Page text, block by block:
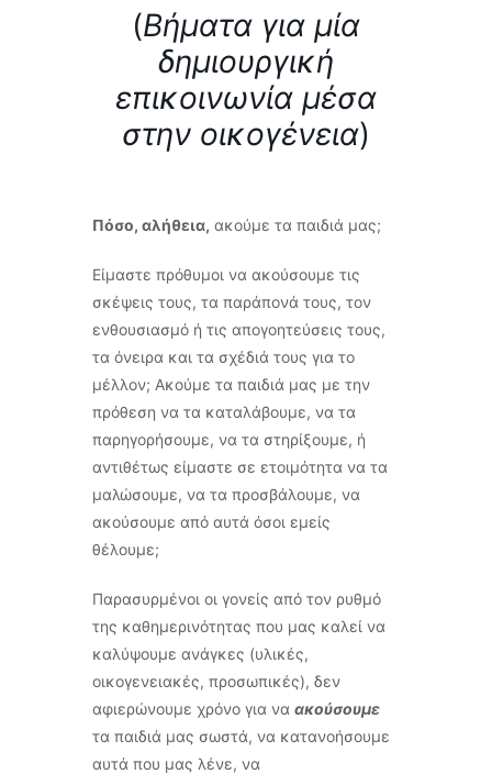
(Βήματα για μία
δημιουργική
επικοινωνία μέσα
στην οικογένεια)
Πόσο, αλήθεια, ακούμε τα παιδιά μας;
Είμαστε πρόθυμοι να ακούσουμε τις
σκέψεις τους, τα παράπονά τους, τον
ενθουσιασμό ή τις απογοητεύσεις τους,
τα όνειρα και τα σχέδιά τους για το
μέλλον; Ακούμε τα παιδιά μας με την
πρόθεση να τα καταλάβουμε, να τα
παρηγορήσουμε, να τα στηρίξουμε, ή
αντιθέτως είμαστε σε ετοιμότητα να τα
μαλώσουμε, να τα προσβάλουμε, να
ακούσουμε από αυτά όσοι εμείς
θέλουμε;
Παρασυρμένοι οι γονείς από τον ρυθμό
της καθημερινότητας που μας καλεί να
καλύψουμε ανάγκες (υλικές,
οικογενειακές, προσωπικές), δεν
αφιερώνουμε χρόνο για να ακούσουμε
τα παιδιά μας σωστά, να κατανοήσουμε
αυτά που μας λένε, να